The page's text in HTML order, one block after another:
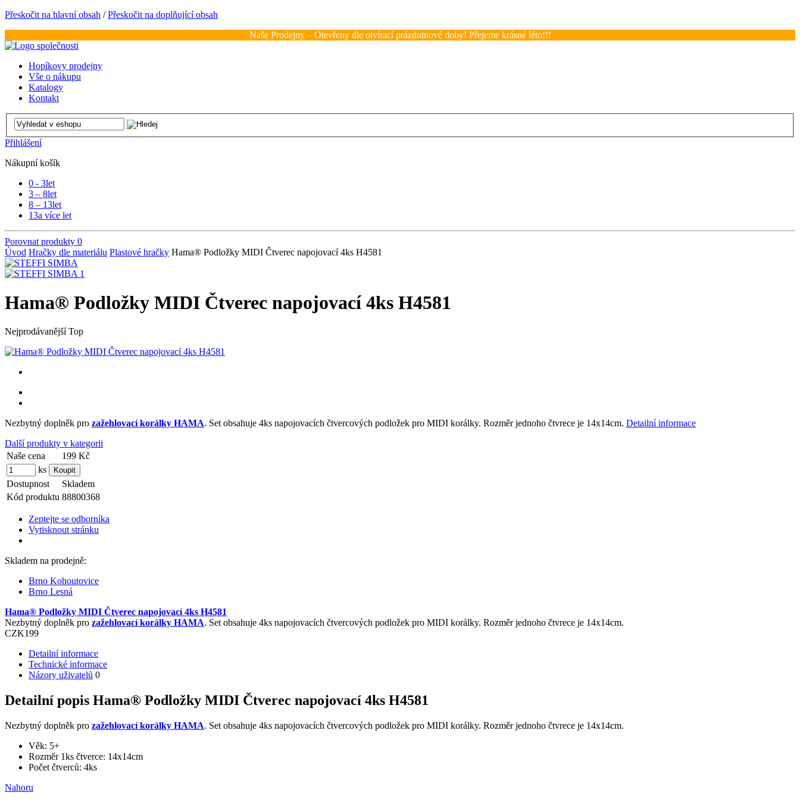
Přeskočit na hlavní obsah /Přeskočit na doplňující obsah
Naše Prodejny – Otevřeny dle otvírací prázdninové doby! Přejeme krásné léto!!!
Hopíkovy prodejny
Vše o nákupu
Katalogy
Kontakt
Přihlášení
Nákupní košík
0 - 3let
3 – 8let
8 – 13let
13a více let
Porovnat produkty 0
Úvod Hračky dle materiálu Plastové hračky Hama® Podložky MIDI Čtverec napojovací 4ks H4581
Hama® Podložky MIDI Čtverec napojovací 4ks H4581
Nejprodávanější Top
Nezbytný doplněk pro zažehlovací korálky HAMA. Set obsahuje 4ks napojovacích čtvercových podložek pro MIDI korálky. Rozměr jednoho čtvrece je 14x14cm. Detailní informace
Další produkty v kategorii
Naše cena
199 Kč
ks
Dostupnost
Skladem
Kód produktu 88800368
Zeptejte se odborníka
Vytisknout stránku
Skladem na prodejně:
Brno Kohoutovice
Brno Lesná
Hama® Podložky MIDI Čtverec napojovací 4ks H4581
Nezbytný doplněk pro zažehlovací korálky HAMA. Set obsahuje 4ks napojovacích čtvercových podložek pro MIDI korálky. Rozměr jednoho čtvrece je 14x14cm.
CZK199
Detailní informace
Technické informace
Názory uživatelů 0
Detailní popis Hama® Podložky MIDI Čtverec napojovací 4ks H4581
Nezbytný doplněk pro zažehlovací korálky HAMA. Set obsahuje 4ks napojovacích čtvercových podložek pro MIDI korálky. Rozměr jednoho čtvrece je 14x14cm.
Věk: 5+
Rozměr 1ks čtverce: 14x14cm
Počet čtverců: 4ks
Nahoru